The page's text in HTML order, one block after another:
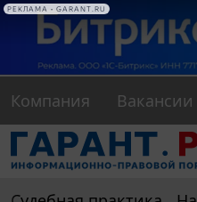
Компания Вакансии
РЕКЛАМА • GARANT.RU